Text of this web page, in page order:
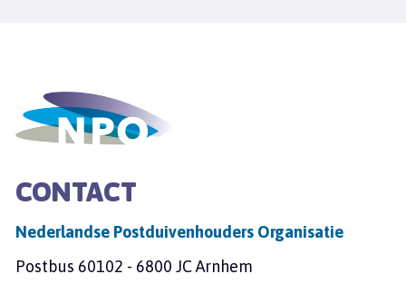
CONTACT
Nederlandse Postduivenhouders Organisatie
Postbus 60102 - 6800 JC Arnhem